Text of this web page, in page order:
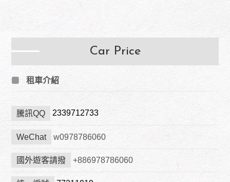
Car Price
租車介紹
騰訊QQ 2339712733
WeChat w0978786060
國外遊客請撥 +886978786060